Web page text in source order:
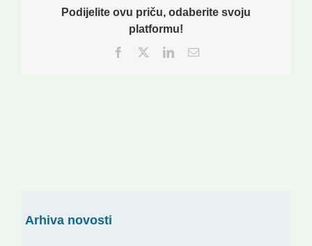
Podijelite ovu priču, odaberite svoju
platformu!
Facebook
TwitterLinkedInEmail:
Arhiva novosti